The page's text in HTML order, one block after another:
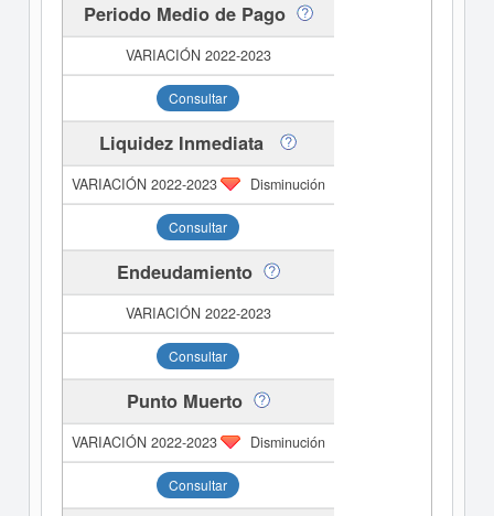
Periodo Medio de Pago
Consultar
Liquidez Inmediata
Disminución
Consultar
Endeudamiento
Consultar
Punto Muerto
Disminución
Consultar